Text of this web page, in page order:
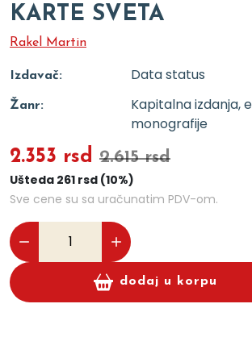
KARTE SVETA
Rakel Martin
Izdavač: Data status
Žanr:
Kapitalna izdanja,
monografije
2.353 rsd 2.615 rsd
Ušteda 261 rsd (10%)
Sve cene su sa uračunatim PDV-om.
dodaj u korpu